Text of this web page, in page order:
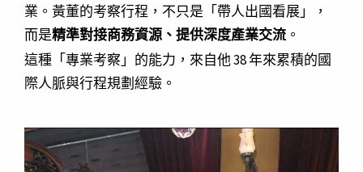
業。黃董的考察行程，不只是「帶人出國看展」，
而是精準對接商務資源、提供深度產業交流 。
這種「專業考察」的能力，來自他 38 年來累積的國
際人脈與行程規劃經驗。